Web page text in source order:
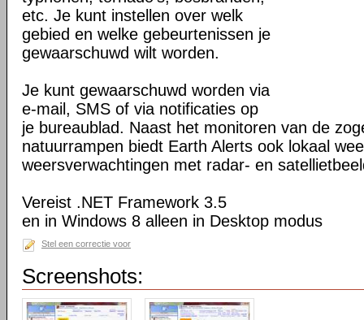
etc. Je kunt instellen over welk
gebied en welke gebeurtenissen je
gewaarschuwd wilt worden.
Je kunt gewaarschuwd worden via
e-mail, SMS of via notificaties op
je bureaublad. Naast het monitoren van de
natuurrampen biedt Earth Alerts ook lokaal
weersverwachtingen met radar- en
Vereist .NET Framework 3.5
en in Windows 8 alleen in Desktop modus
Stel een correctie voor
Screenshots: